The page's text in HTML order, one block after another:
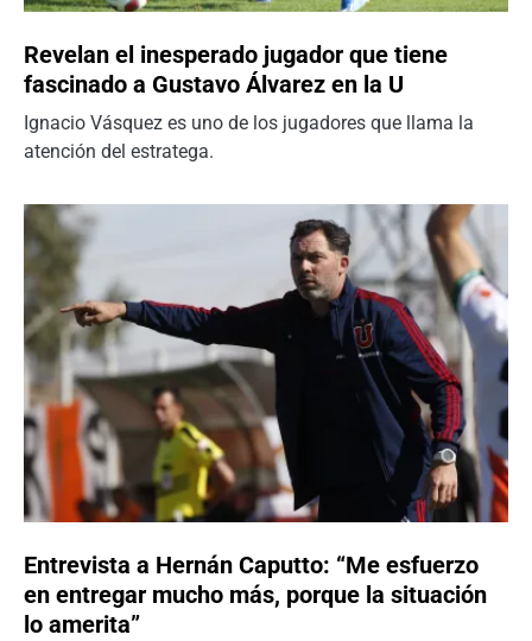
Revelan el inesperado jugador que tiene
fascinado a Gustavo Álvarez en la U
Ignacio Vásquez es uno de los jugadores que llama la
atención del estratega.
Entrevista a Hernán Caputto: “Me esfuerzo
en entregar mucho más, porque la situación
lo amerita”